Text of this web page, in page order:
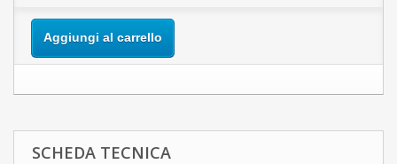
Aggiungi al carrello
SCHEDA TECNICA